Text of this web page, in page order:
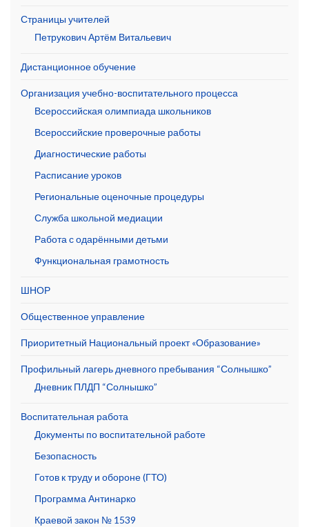
Страницы учителей
Петрукович Артём Витальевич
Дистанционное обучение
Организация учебно-воспитательного процесса
Всероссийская олимпиада школьников
Всероссийские проверочные работы
Диагностические работы
Расписание уроков
Региональные оценочные процедуры
Служба школьной медиации
Работа с одарёнными детьми
Функциональная грамотность
ШНОР
Общественное управление
Приоритетный Национальный проект «Образование»
Профильный лагерь дневного пребывания “Солнышко”
Дневник ПЛДП “Солнышко”
Воспитательная работа
Документы по воспитательной работе
Безопасность
Готов к труду и обороне (ГТО)
Программа Антинарко
Краевой закон № 1539